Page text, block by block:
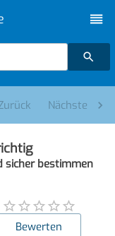
Nächste
sicher bestimmen
Bewerten